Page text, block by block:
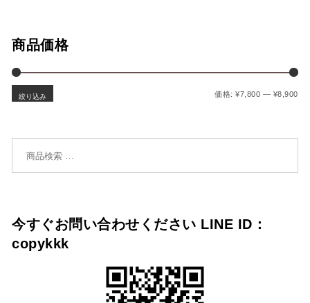
商品価格
最
最
絞り込み 価格:¥7,800 — ¥8,900
今すぐお問い合わせください LINE ID：
copykkk